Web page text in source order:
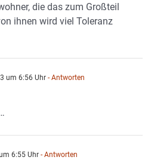
die das zum Großteil
ihnen wird viel Toleranz
um 6:56 Uhr - Antworten
6:55 Uhr - Antworten